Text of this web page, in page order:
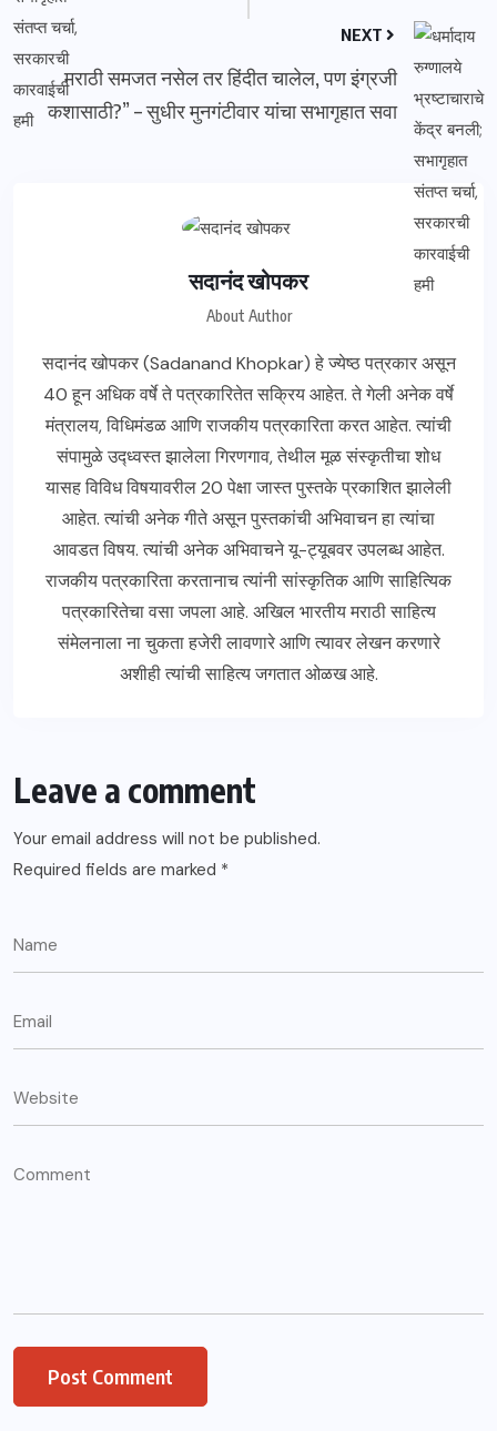
NEXT
मराठी समजत नसेल तर हिंदीत चालेल, पण इंग्रजी
कशासाठी?” – सुधीर मुनगंटीवार यांचा सभागृहात सवा
सदानंद खोपकर
About Author
सदानंद खोपकर (Sadanand Khopkar) हे ज्येष्ठ पत्रकार असून
40 हून अधिक वर्षे ते पत्रकारितेत सक्रिय आहेत. ते गेली अनेक वर्षे
मंत्रालय, विधिमंडळ आणि राजकीय पत्रकारिता करत आहेत. त्यांची
संपामुळे उद्ध्वस्त झालेला गिरणगाव, तेथील मूळ संस्कृतीचा शोध
यासह विविध विषयावरील 20 पेक्षा जास्त पुस्तके प्रकाशित झालेली
आहेत. त्यांची अनेक गीते असून पुस्तकांची अभिवाचन हा त्यांचा
आवडत विषय. त्यांची अनेक अभिवाचने यू-ट्यूबवर उपलब्ध आहेत.
राजकीय पत्रकारिता करतानाच त्यांनी सांस्कृतिक आणि साहित्यिक
पत्रकारितेचा वसा जपला आहे. अखिल भारतीय मराठी साहित्य
संमेलनाला ना चुकता हजेरी लावणारे आणि त्यावर लेखन करणारे
अशीही त्यांची साहित्य जगतात ओळख आहे.
Leave a comment
Your email address will not be published.
Required fields are marked *